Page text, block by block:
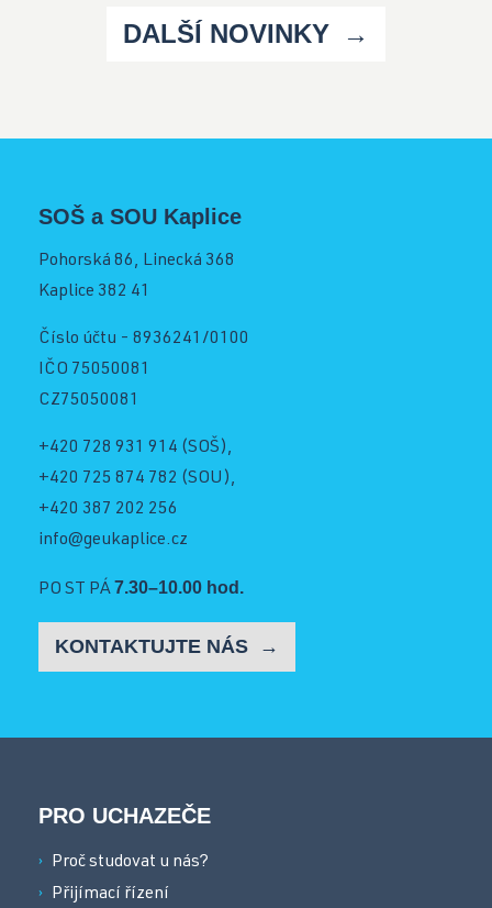
DALŠÍ NOVINKY
SOŠ a SOU Kaplice
Pohorská 86, Linecká 368
Kaplice 382 41
Číslo účtu - 8936241/0100
IČO 75050081
CZ75050081
+420 728 931 914 (SOŠ),
+420 725 874 782 (SOU),
+420 387 202 256
info@geukaplice.cz
PO ST PÁ7.30–10.00 hod.
KONTAKTUJTE NÁS
PRO UCHAZEČE
Proč studovat u nás?
Přijímací řízení